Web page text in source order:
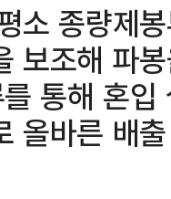
소 종량제
보조해 파
통해 혼입
올바른 배